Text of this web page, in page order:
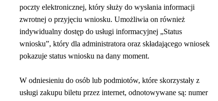
poczty elektronicznej, który służy do wysłania informacji
zwrotnej o przyjęciu wniosku. Umożliwia on również
indywidualny dostęp do usługi informacyjnej „Status
wniosku”, który dla administratora oraz składającego wniosek
pokazuje status wniosku na dany moment.
W odniesieniu do osób lub podmiotów, które skorzystały z
usługi zakupu biletu przez internet, odnotowywane są: numer